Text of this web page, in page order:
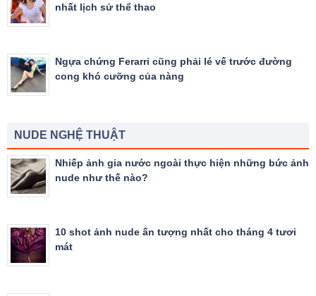
nhất lịch sử thể thao
Ngựa chứng Ferarri cũng phải lé vế trước đường
cong khó cưỡng của nàng
NUDE NGHỆ THUẬT
Nhiếp ảnh gia nước ngoài thực hiện những bức ảnh
nude như thế nào?
10 shot ảnh nude ấn tượng nhất cho tháng 4 tươi
mát